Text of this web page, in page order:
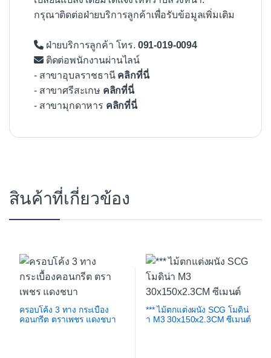
กรุณาติดต่อฝ่ายบริการลูกค้าเพื่อรับข้อมูลเพิ่มเติม
ฝ่ายบริการลูกค้า โทร. 091-019-0094
ติดต่อพนักงานผ่านไลน์
- สาขาอุบลราชธานี คลิกที่นี่
- สาขาศรีสะเกษ คลิกที่นี่
- สาขามุกดาหาร คลิกที่นี่
สินค้าที่เกี่ยวข้อง
ครอบโค้ง 3 ทาง กระเบื้อง
คอนกรีต ตราเพชร แดงชบา
*** ไม้ตกแต่งผนัง SCG โมดิน่
า M3 30x150x2.3CM ซีเมนต์